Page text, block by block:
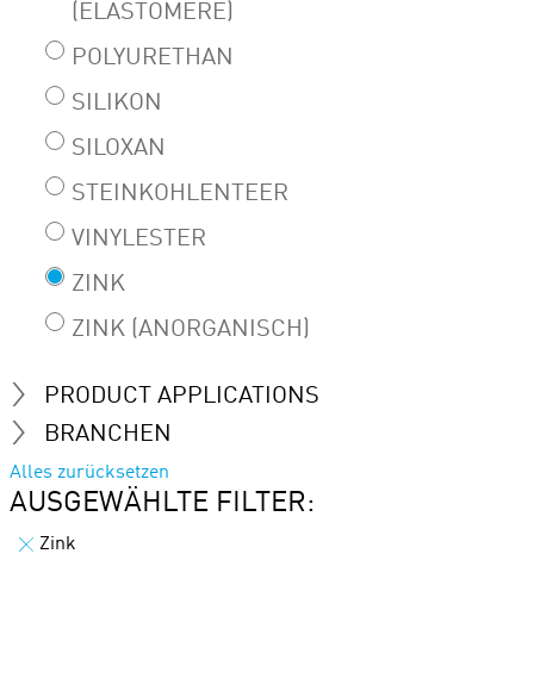
(ELASTOMERE)
POLYURETHAN
SILIKON
SILOXAN
STEINKOHLENTEER
VINYLESTER
ZINK
ZINK (ANORGANISCH)
PRODUCT APPLICATIONS
BRANCHEN
Alles zurücksetzen
AUSGEWÄHLTE FILTER:
Zink